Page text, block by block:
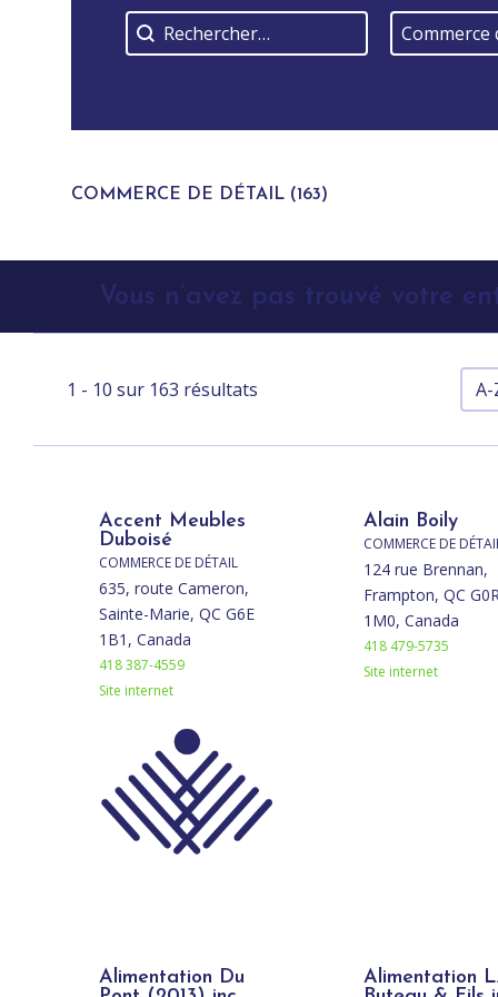
Rerchercher
Catégorie-
Commerce
COMMERCE DE DÉTAIL (163)
Vous n’avez pas trouvé votre
1 - 10 sur 163 résultats Tier
Accent Meubles
Duboisé
COMMERCE DE DÉTAIL
635, route Cameron,
Sainte-Marie, QC G6E
1B1, Canada
418 387-4559
Site internet
Alain Boily
COMMERCE DE
124 rue Brennan,
Frampton, QC G0R
1M0, Canada
418 479-5735
Site internet
Alimentation Du
Alimentation L.